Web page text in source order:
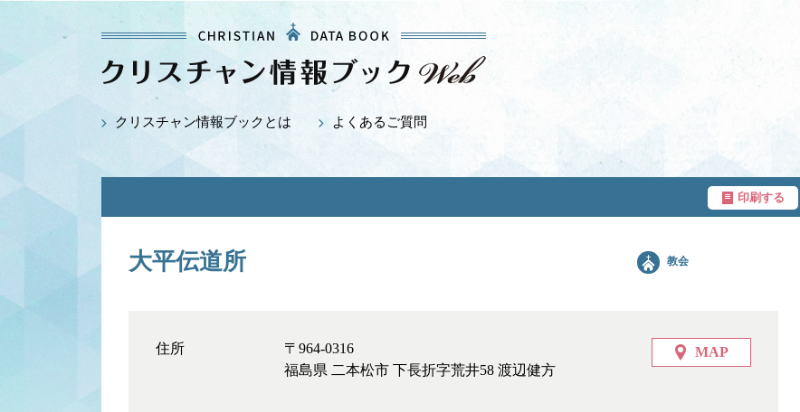
クリスチャン情報ブックとは よくあるご質問
印刷する
教会
大平伝道所
住所 MAP
〒964-0316
福島県 二本松市 下長折字荒井58 渡辺健方